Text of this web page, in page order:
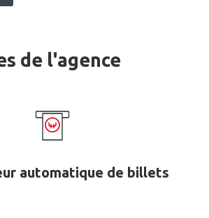
de l'agence
automatique de billets